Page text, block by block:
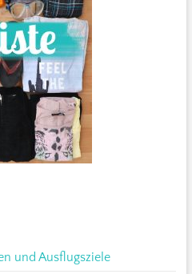
und Ausflugsziele